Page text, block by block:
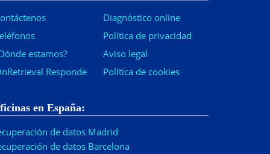
estamos?
Responde
Diagnóstico online
Política de privacidad
Aviso legal
Política de cookies
en España:
de datos Madrid
de datos Barcelona